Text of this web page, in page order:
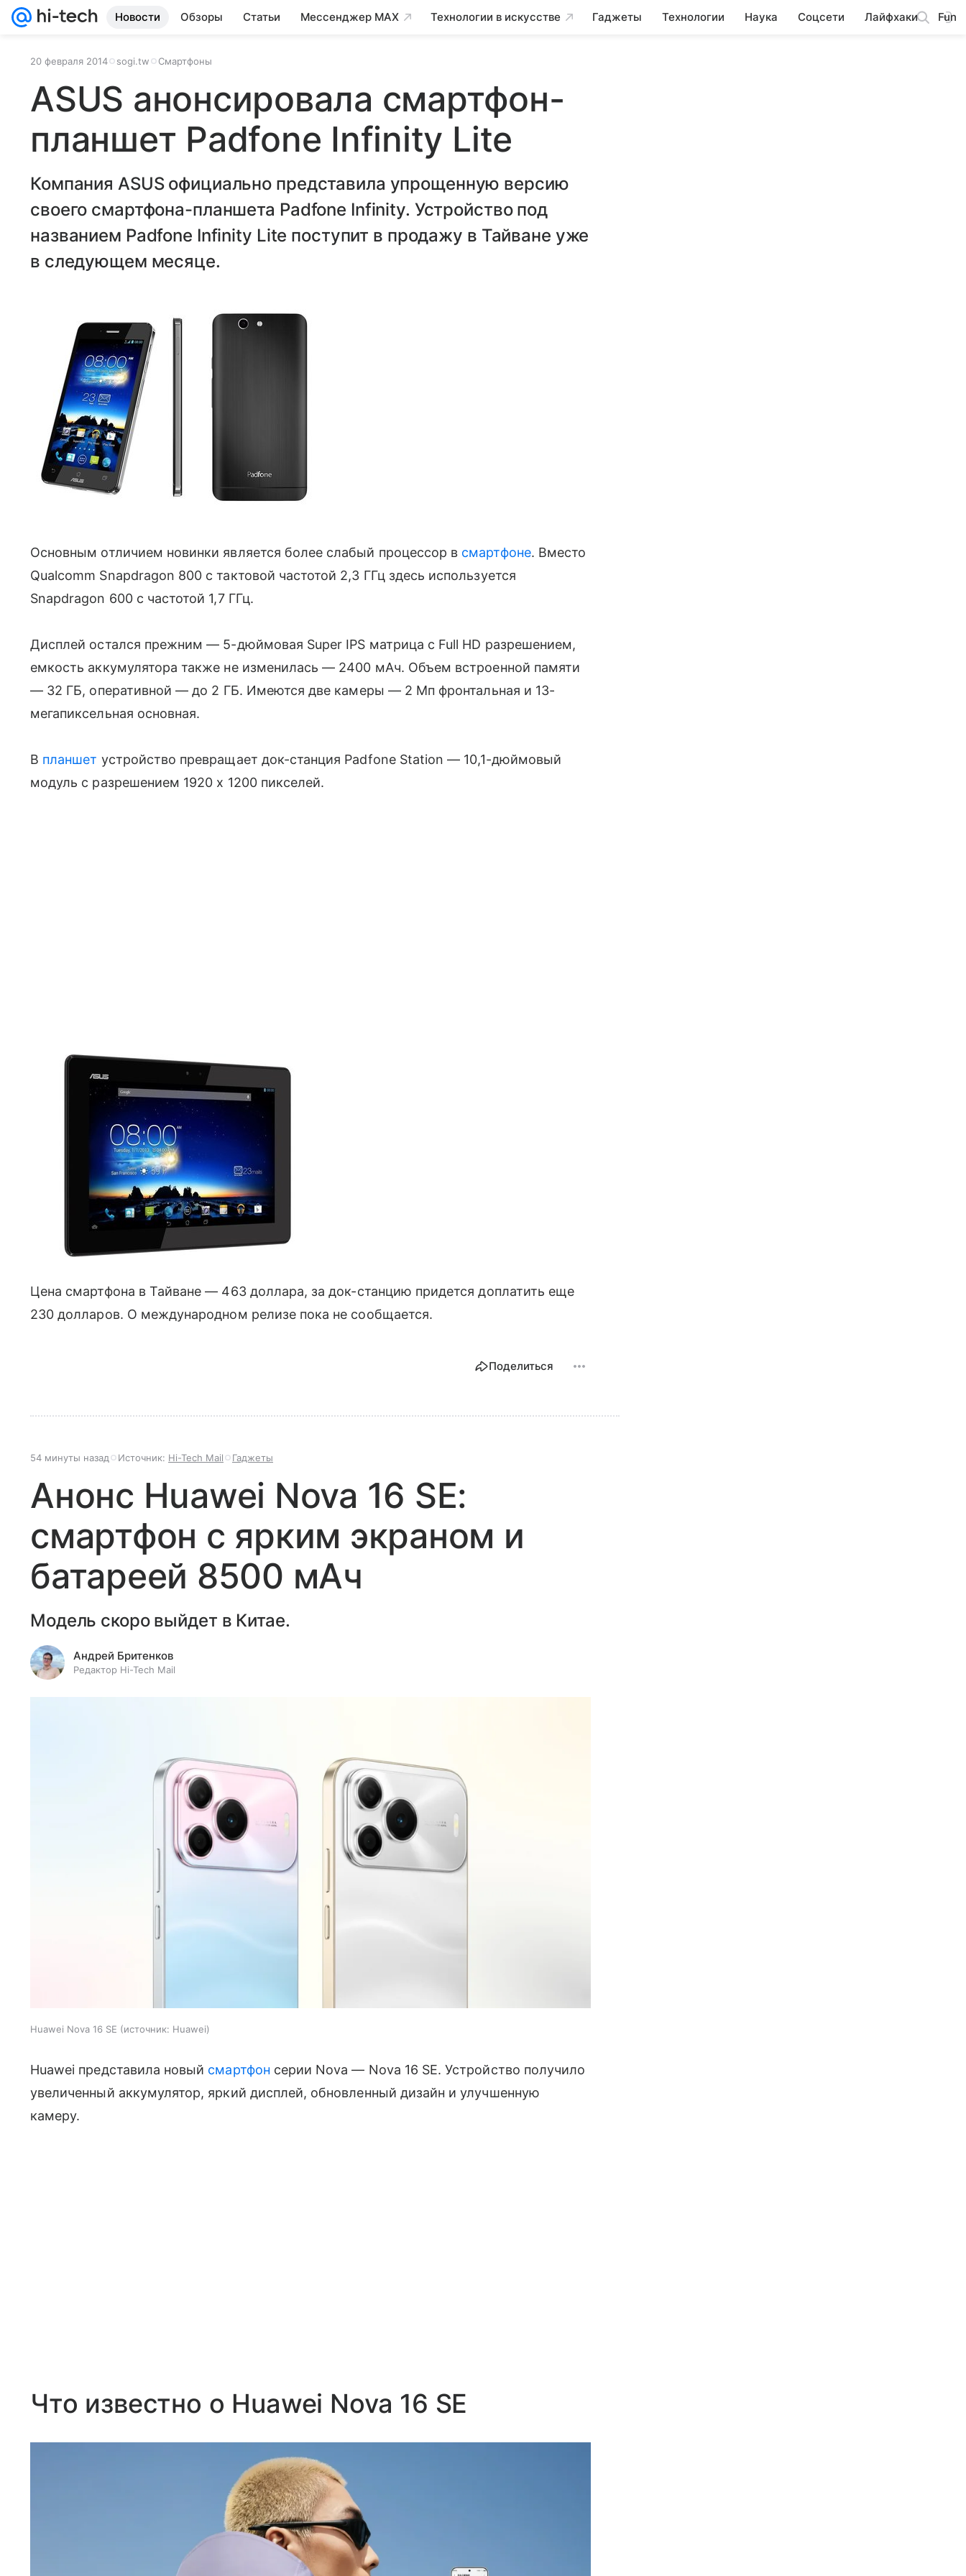
Новости Обзоры Статьи Мессенджер MAX Технологии в искусстве Гаджеты Технологии Наука Соцсети Лайфхаки Fun
20 февраля 2014 sogi.tw Смартфоны
ASUS анонсировала смартфон-
планшет Padfone Infinity Lite
Компания ASUS официально представила упрощенную версию
своего смартфона-планшета Padfone Infinity. Устройство под
названием Padfone Infinity Lite поступит в продажу в Тайване уже
в следующем месяце.
Основным отличием новинки является более слабый процессор в смартфоне. Вместо
Qualcomm Snapdragon 800 с тактовой частотой 2,3 ГГц здесь используется
Snapdragon 600 с частотой 1,7 ГГц.
Дисплей остался прежним — 5-дюймовая Super IPS матрица с Full HD разрешением,
емкость аккумулятора также не изменилась — 2400 мАч. Объем встроенной памяти
— 32 ГБ, оперативной — до 2 ГБ. Имеются две камеры — 2 Мп фронтальная и 13-
мегапиксельная основная.
В планшет устройство превращает док-станция Padfone Station — 10,1-дюймовый
модуль с разрешением 1920 х 1200 пикселей.
Цена смартфона в Тайване — 463 доллара, за док-станцию придется доплатить еще
230 долларов. О международном релизе пока не сообщается.
Поделиться
54 минуты назад Источник: Hi-Tech Mail Гаджеты
Анонс Huawei Nova 16 SE:
смартфон с ярким экраном и
батареей 8500 мАч
Модель скоро выйдет в Китае.
Андрей Бритенков
Редактор Hi-Tech Mail
Huawei Nova 16 SE источник: Huawei
Huawei представила новый смартфон серии Nova — Nova 16 SE. Устройство получило
увеличенный аккумулятор, яркий дисплей, обновленный дизайн и улучшенную
камеру.
Что известно о Huawei Nova 16 SE